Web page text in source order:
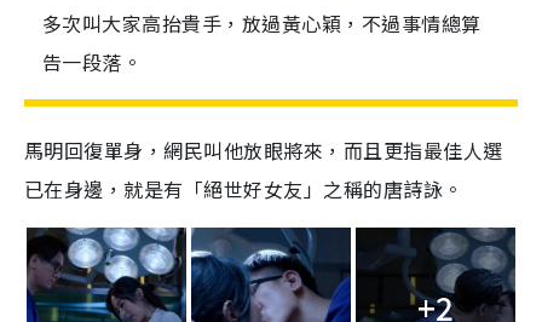
多次叫大家高抬貴手，放過黃心穎，不過事情總算
告一段落。
馬明回復單身，網民叫他放眼將來，而且更指最佳人選
已在身邊，就是有「絕世好女友」之稱的唐詩詠。
+2